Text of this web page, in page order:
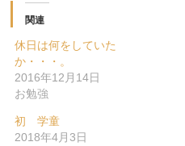
関連
休日は何をしていた
か・・・。
2016年12月14日
お勉強
初 学童
2018年4月3日